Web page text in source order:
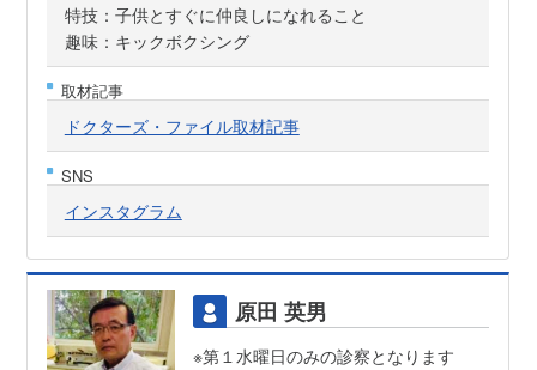
特技：子供とすぐに仲良しになれること
趣味：キックボクシング
取材記事
ドクターズ・ファイル取材記事
SNS
インスタグラム
原田 英男
※第１水曜日のみの診察となります